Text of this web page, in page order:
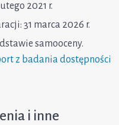
2021 r.
31 marca 2026 r.
samooceny.
z badania dostępności
i inne